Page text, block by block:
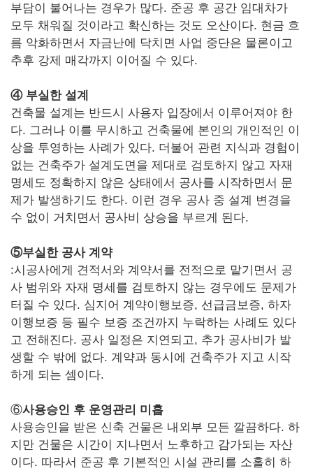
부담이 불어나는 경우가 많다. 준공 후 공간 임대차가
모두 채워질 것이라고 확신하는 것도 오산이다. 현금 흐
름 악화하면서 자금난에 닥치면 사업 중단은 물론이고
추후 강제 매각까지 이어질 수 있다.
④ 부실한 설계
건축물 설계는 반드시 사용자 입장에서 이루어져야 한
다. 그러나 이를 무시하고 건축물에 본인의 개인적인 이
상을 투영하는 사례가 있다. 더불어 관련 지식과 경험이
없는 건축주가 설계도면을 제대로 검토하지 않고 자재
명세도 정확하지 않은 상태에서 공사를 시작하면서 문
제가 발생하기도 한다. 이런 경우 공사 중 설계 변경을
수 없이 거치면서 공사비 상승을 부르게 된다.
⑤부실한 공사 계약
:시공사에게 견적서와 계약서를 전적으로 맡기면서 공
사 범위와 자재 명세를 검토하지 않는 경우에도 문제가
터질 수 있다. 심지어 계약이행보증, 선급금보증, 하자
이행보증 등 필수 보증 조건까지 누락하는 사례도 있다
고 전해진다. 공사 일정은 지연되고, 추가 공사비가 발
생할 수 밖에 없다. 계약과 동시에 건축주가 지고 시작
하게 되는 셈이다.
⑥사용승인 후 운영관리 미흡
사용승인을 받은 신축 건물은 내외부 모든 깔끔하다. 하
지만 건물은 시간이 지나면서 노후하고 감가되는 자산
이다. 따라서 준공 후 기본적인 시설 관리를 소홀히 하